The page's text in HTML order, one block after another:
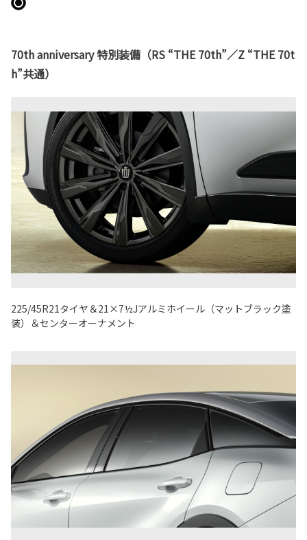
70th anniversary 特別装備（RS “THE 70th”／Z “THE 70t
h”共通）
225/45R21タイヤ＆21×7½Jアルミホイール（マットブラック塗
装）＆センターオーナメント